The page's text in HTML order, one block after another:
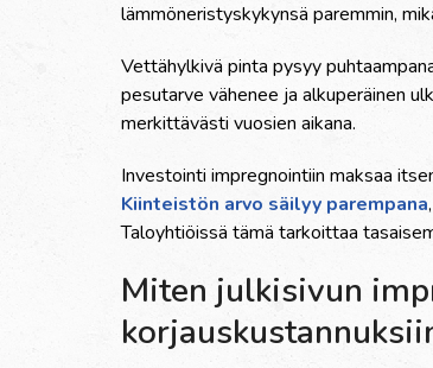
lämmöneristyskykynsä paremmin,
Vettähylkivä pinta pysyy
pesutarve vähenee ja alkuperäinen
merkittävästi vuosien aikana.
Investointi impregnointiin maksaa
Kiinteistön arvo säilyy parempana
Taloyhtiöissä tämä tarkoittaa
Miten julkisivun